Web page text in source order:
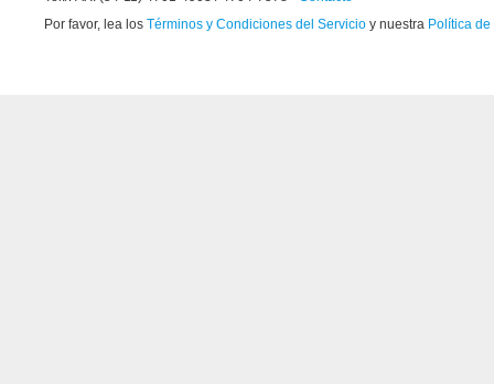
Por favor, lea los Términos y Condiciones del Servicio y nuestra Política